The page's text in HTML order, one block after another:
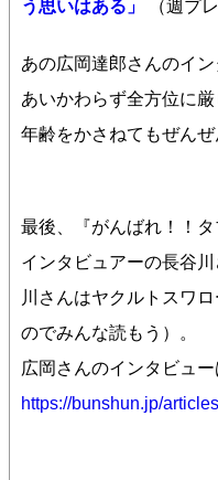
う思いはある」 （週プ
あの広岡達郎さんのイン
あいかわらず全方位に
年齢をかさねてもぜんぜ
最後、『がんばれ！！
インタビュアーの長谷
川さんはヤクルトスワ
のでみんな読もう）。
広岡さんのインタビュ
https://bunshun.jp/